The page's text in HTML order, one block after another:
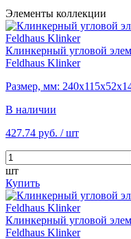
Элементы коллекции
Клинкерный угловой
Feldhaus Klinker
Размер, мм:
В наличии
427.74 руб. / шт
шт
Купить
Клинкерный угловой
Feldhaus Klinker